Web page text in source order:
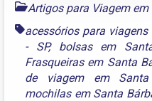
Artigos para Viagem
acessórios para viagens
- SP, bolsas em
Frasqueiras em Santa
de viagem em Santa
mochilas em Santa